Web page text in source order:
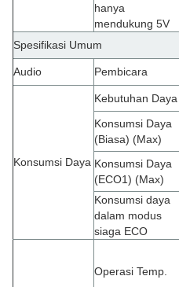
hanya
mendukung 5V
Spesifikasi Umum
Audio Pembicara
Konsumsi Daya
Kebutuhan Daya
Konsumsi Daya
(Biasa) (Max)
Konsumsi Daya
(ECO1) (Max)
Konsumsi daya
dalam modus
siaga ECO
Operasi Temp.